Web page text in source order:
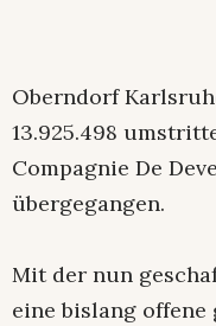
Oberndorf
13.925.498
Compagnie De
übergegangen.
Mit der nun
eine bislang